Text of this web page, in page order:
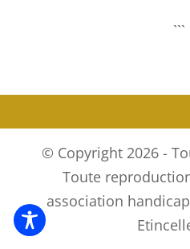
```
© Copyright 2026 -
Toute
association